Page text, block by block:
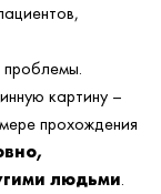
картину –
прохождения
людьми